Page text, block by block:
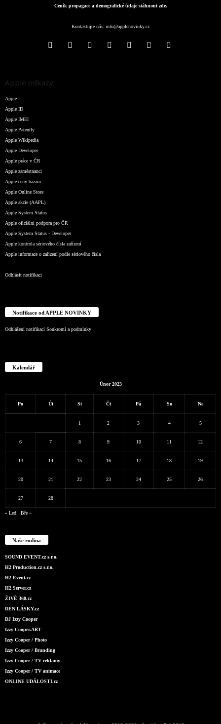
Ceník propagace a demografické údaje stáhnout zde.
Kontaktujte nás: info@applenovinky.cz
Apple odkazy
Apple
Apple ID
Apple IMEI
Apple Patently
Apple Wikipedia
Apple Developer
Apple práce v ČR
Apple zaměstnanci
Apple ceny bazaru
Apple Online Store
Apple akcie (AAPL)
Apple System Status
Apple oficiální podpora pro ČR
Apple System Status - Developer
Apple kontrola sériového čísla zařízení
Apple informace o zařízení podle sériového čísla
Odhlásit notifikaci
Notifikace od APPLE NOVINKY
Odhlášení notifikací Soukromí a podmínky
Kalendář
Únor 2023
Po Út St Čt Pá So Ne
1 2 3 4 5
6 7 8 9 10 11 12
13 14 15 16 17 18 19
20 21 22 23 24 25 26
27 28
« Led Bře »
Naše rodina
SOUND EVENT.cz s.r.o.
H2 Production.cz s.r.o.
H2 Event.cz
H2 Server.cz
ŽIVĚ 360.cz
DEN LÁSKY.cz
DJ Izzy Cooper
Izzy Cooper.ART
Izzy Cooper / Photo
Izzy Cooper / Branding
Izzy Cooper / TV reklamy
Izzy Cooper / TV animace
ONLINE UDÁLOSTI.cz